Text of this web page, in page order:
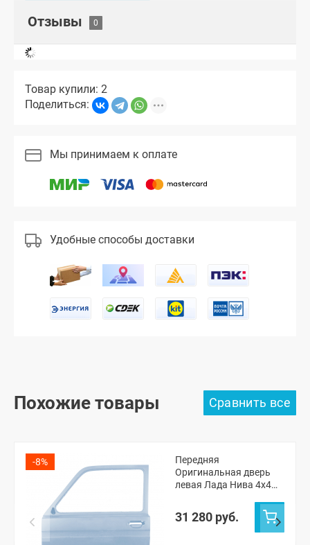
Отзывы
Товар купили: 2
Поделиться:
Мы принимаем к оплате
Удобные способы доставки
Похожие товары
-8%
Передняя
Оригинальная дверь
левая Лада Нива 4х4
королева 690)
31 280 руб.